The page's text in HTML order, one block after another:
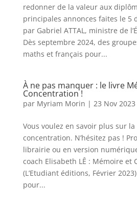
redonner de la valeur aux
principales annonces faites le 5
par Gabriel ATTAL, ministre de
Dès septembre 2024, des
maths et français pour...
À ne pas manquer : le livre
Concentration !
par Myriam Morin | 23 Nov 2023
Vous voulez en savoir plus sur
concentration. N’hésitez pas !
librairie ou en version
coach Elisabeth LÊ : Mémoire et
(L’Etudiant éditions, Février
pour...